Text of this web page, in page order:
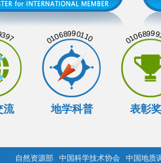
流
01068990110
地学科普 表彰
自然资源部 中国科学技术协会 中国地质